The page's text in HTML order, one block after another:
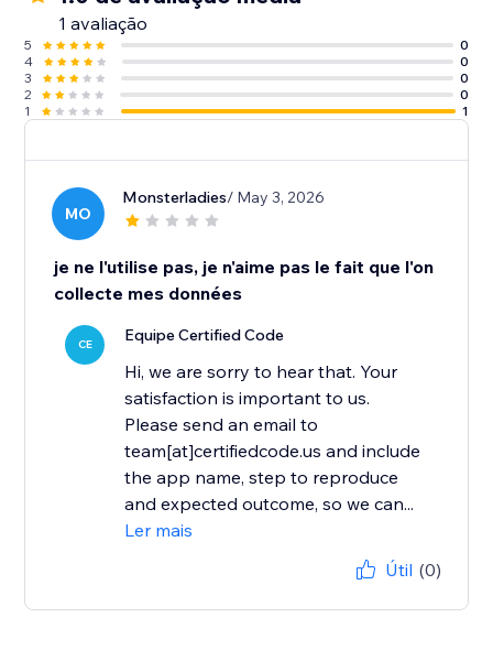
1 avaliação
5
0
4
0
3
0
2
0
1
1
MO
Monsterladies/ May 3, 2026
je ne l'utilise pas, je n'aime pas le fait que l'on
collecte mes données
CE Equipe Certified Code
Hi, we are sorry to hear that. Your
satisfaction is important to us.
Please send an email to
team[at]certifiedcode.us and include
the app name, step to reproduce
and expected outcome, so we can...
Ler mais
Útil (0)